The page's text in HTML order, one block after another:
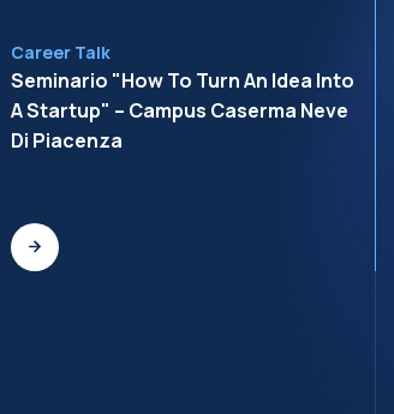
Career Talk
Seminario "How To Turn An Idea Into
A Startup" – Campus Caserma Neve
Di Piacenza